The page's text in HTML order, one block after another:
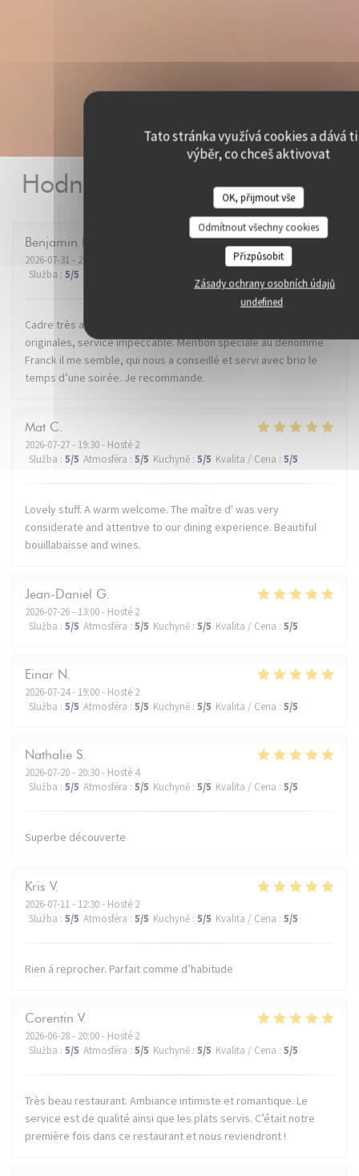
Tato stránka využívá cookies a dává
výběr, co chceš aktivovat
OK, přijmout vše
Odmítnout všechny cookies
Přizpůsobit
Zásady ochrany osobních údajů
undefined
Hodnocení našich zákazníků
Benjamin B
2026-07-31- 21:00 - Hosté 2
Služba : 5/5
Cadre très agréable dans un super quartier de Lille. Recettes
originales, service impeccable. Mention spéciale au dénommé
Franck il me semble, qui nous a conseillé et servi avec brio le
temps d’une soirée. Je recommande.
Mat C
2026-07-27- 19:30 - Hosté 2
Služba : 5/5 Atmosféra : 5/5 Kuchyně : 5/5 Kvalita / Cena : 5/5
Lovely stuff. A warm welcome. The maître d' was very
considerate and attentive to our dining experience. Beautiful
bouillabaisse and wines.
Jean-Daniel G
2026-07-26- 13:00 - Hosté 2
Služba : 5/5 Atmosféra : 5/5 Kuchyně : 5/5 Kvalita / Cena : 5/5
Einar N
2026-07-24- 19:00 - Hosté 2
Služba : 5/5 Atmosféra : 5/5 Kuchyně : 5/5 Kvalita / Cena : 5/5
Nathalie S
2026-07-20- 20:30 - Hosté 4
Služba : 5/5 Atmosféra : 5/5 Kuchyně : 5/5 Kvalita / Cena : 5/5
Superbe découverte
Kris V
2026-07-11- 12:30 - Hosté 2
Služba : 5/5 Atmosféra : 5/5 Kuchyně : 5/5 Kvalita / Cena : 5/5
Rien á reprocher. Parfait comme d’habitude
Corentin V
2026-06-28- 20:00 - Hosté 2
Služba : 5/5 Atmosféra : 5/5 Kuchyně : 5/5 Kvalita / Cena : 5/5
Très beau restaurant. Ambiance intimiste et romantique. Le
service est de qualité ainsi que les plats servis. C’était notre
première fois dans ce restaurant et nous reviendront !